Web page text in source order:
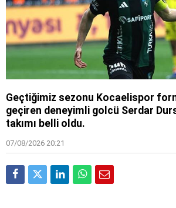
Geçtiğimiz sezonu Kocaelispor
geçiren deneyimli golcü Serdar
takımı belli oldu.
07/08/2026 20:21